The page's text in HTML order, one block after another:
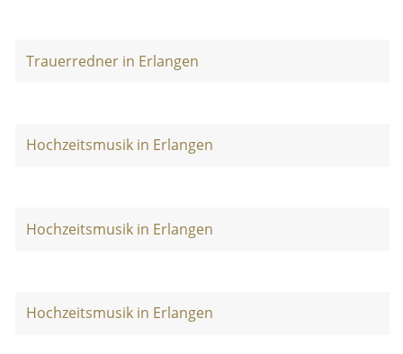
Trauerredner in Erlangen
Hochzeitsmusik in Erlangen
Hochzeitsmusik in Erlangen
Hochzeitsmusik in Erlangen